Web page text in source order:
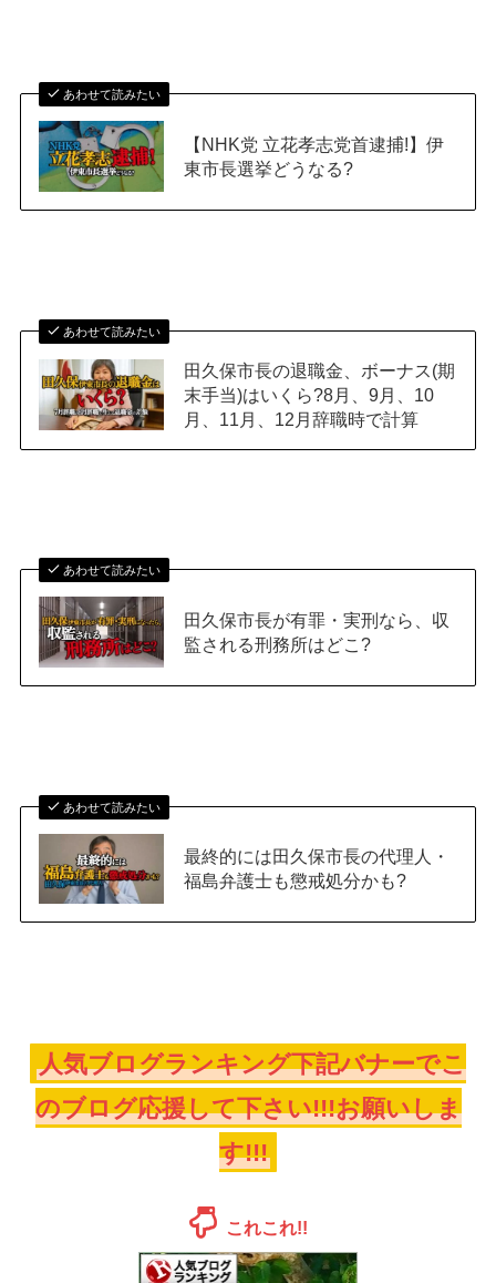
あわせて読みたい
【NHK党 立花孝志党首逮捕!】伊
東市長選挙どうなる?
あわせて読みたい
田久保市長の退職金、ボーナス(期
末手当)はいくら?8月、9月、10
月、11月、12月辞職時で計算
あわせて読みたい
田久保市長が有罪・実刑なら、収
監される刑務所はどこ?
あわせて読みたい
最終的には田久保市長の代理人・
福島弁護士も懲戒処分かも?
人気ブログランキング下記バナーでこ
のブログ応援して下さい!!!お願いしま
す!!!
これこれ!!